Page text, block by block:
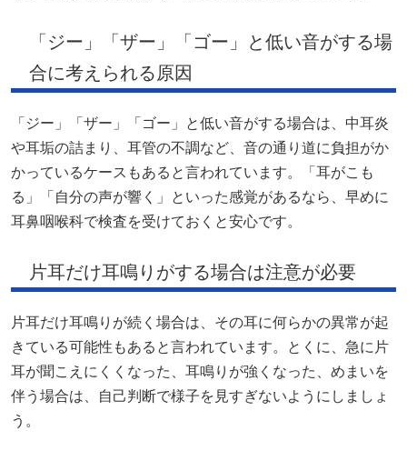
「ジー」「ザー」「ゴー」と低い音がする場
合に考えられる原因
「ジー」「ザー」「ゴー」と低い音がする場合は、中耳炎
や耳垢の詰まり、耳管の不調など、音の通り道に負担がか
かっているケースもあると言われています。「耳がこも
る」「自分の声が響く」といった感覚があるなら、早めに
耳鼻咽喉科で検査を受けておくと安心です。
片耳だけ耳鳴りがする場合は注意が必要
片耳だけ耳鳴りが続く場合は、その耳に何らかの異常が起
きている可能性もあると言われています。とくに、急に片
耳が聞こえにくくなった、耳鳴りが強くなった、めまいを
伴う場合は、自己判断で様子を見すぎないようにしましょ
う。